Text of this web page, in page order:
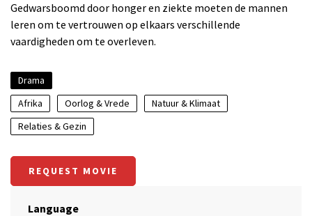
Gedwarsboomd door honger en ziekte moeten de mannen
leren om te vertrouwen op elkaars verschillende
vaardigheden om te overleven.
Drama
Afrika
Oorlog & Vrede
Natuur & Klimaat
Relaties & Gezin
REQUEST MOVIE
Language